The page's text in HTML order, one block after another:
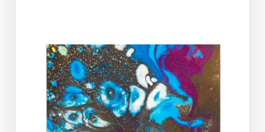
Psychiatrie
Trialog
–
prochaine
date: